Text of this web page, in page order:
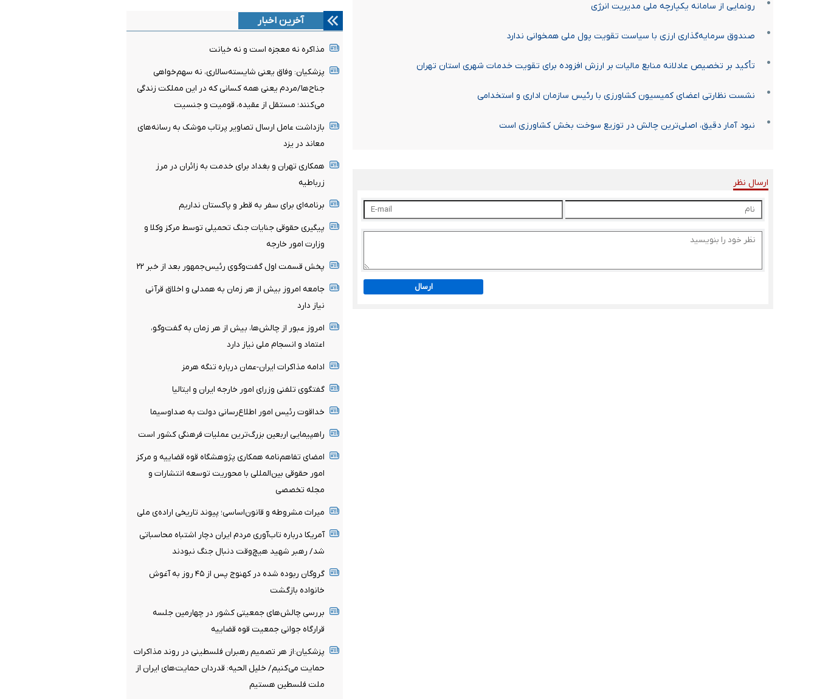
رونمایی از سامانه یکپارچه ملی مدیریت انرژی
صندوق سرمایه‌گذاری ارزی با سیاست تقویت پول ملی همخوانی ندارد
تأکید بر تخصیص عادلانه منابع مالیات بر ارزش افزوده برای تقویت خدمات شهری استان تهران
نشست نظارتی اعضای کمیسیون کشاورزی با رئیس سازمان اداری و استخدامی
نبود آمار دقیق، اصلی‌ترین چالش در توزیع سوخت بخش کشاورزی است
ارسال نظر
ارسال
آخرین اخبار
مذاکره نه معجزه است و نه خیانت
پزشکیان: وفاق یعنی شایسته‌سالاری، نه سهم‌خواهی
جناح‌ها/مردم یعنی همه کسانی که در این مملکت زندگی
می‌کنند؛ مستقل از عقیده، قومیت و جنسیت
بازداشت عامل ارسال تصاویر پرتاب موشک به رسانه‌های
معاند در یزد
همکاری تهران و بغداد برای خدمت به زائران در مرز
زرباطیه
برنامه‌ای برای سفر به قطر و پاکستان نداریم
پیگیری حقوقی جنایات جنگ تحمیلی توسط مرکز وکلا و
وزارت امور خارجه
پخش قسمت اول گفت‌وگوی رئیس‌جمهور بعد از خبر ۲۲
جامعه امروز بیش از هر زمان به همدلی و اخلاق قرآنی
نیاز دارد
امروز عبور از چالش‌ها، بیش از هر زمان به گفت‌وگو،
اعتماد و انسجام ملی نیاز دارد
ادامه مذاکرات ایران-عمان درباره تنگه هرمز
گفتگوی تلفنی وزرای امور خارجه ایران و ایتالیا
خداقوت رئیس امور اطلاع‌رسانی دولت به صداوسیما
راهپیمایی اربعین بزرگ‌ترین عملیات فرهنگی کشور است
امضای تفاهم‌نامه همکاری پژوهشگاه قوه قضاییه و مرکز
امور حقوقی بین‌المللی با محوریت توسعه انتشارات و
مجله تخصصی
میراث مشروطه و قانون‌اساسی؛ پیوند تاریخی اراده‌ی ملی
آمریکا درباره تاب‌آوری مردم ایران دچار اشتباه محاسباتی
شد/ رهبر شهید هیچ‌وقت دنبال جنگ نبودند
گروگان ربوده‌ شده در کهنوج پس از ۴۵ روز به آغوش
خانواده بازگشت
بررسی چالش‌های جمعیتی کشور در چهارمین جلسه
قرارگاه جوانی جمعیت قوه قضاییه
پزشکیان:از هر تصمیم رهبران فلسطینی در روند مذاکرات
حمایت می‌کنیم/ خلیل الحیه: قدردان حمایت‌های ایران از
ملت فلسطین هستیم